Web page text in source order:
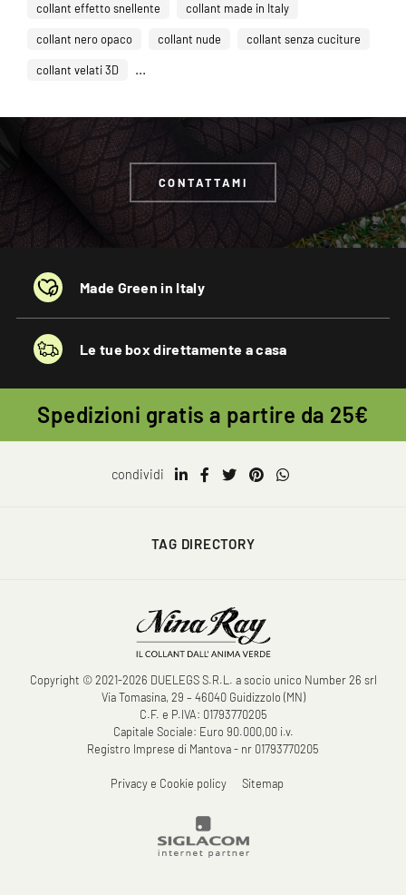
collant effetto snellente collant made in Italy
collant nero opaco collant nude collant senza cuciture
collant velati 3D ...
CONTATTAMI
Made Green in Italy
Le tue box direttamente a casa
Spedizioni gratis a partire da 25€
condividi
TAG DIRECTORY
Copyright © 2021-2026 DUELEGS S.R.L. a socio unico Number 26 srl
Via Tomasina, 29 – 46040 Guidizzolo (MN)
C.F. e P.IVA: 01793770205
Capitale Sociale: Euro 90.000,00 i.v.
Registro Imprese di Mantova - nr 01793770205
Privacy e Cookie policy Sitemap